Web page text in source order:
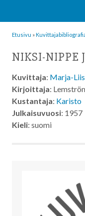
Etusivu »
NIKSI-NIPPE
Kuvittaja: Marja-
Kirjoittaja:
Kustantaja: Karisto
Julkaisuvuosi: 1957
Kieli: suomi